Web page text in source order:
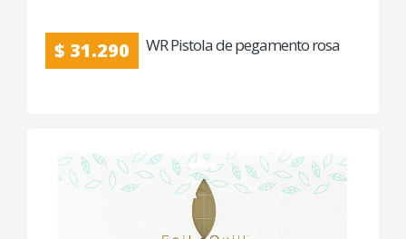
$ 31.290 WR Pistola de pegamento rosa